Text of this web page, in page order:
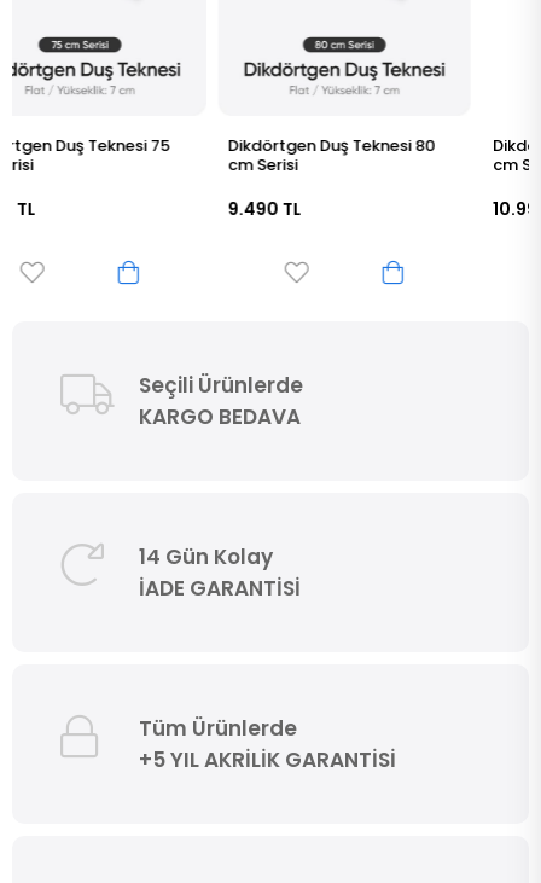
Dikdörtgen Duş Teknesi 80
cm Serisi
9.490 TL
Dikdörtgen Duş Teknesi 90
cm Serisi
10.990 TL
Seçili Ürünlerde
KARGO BEDAVA
14 Gün Kolay
İADE GARANTİSİ
Tüm Ürünlerde
+5 YIL AKRİLİK GARANTİSİ